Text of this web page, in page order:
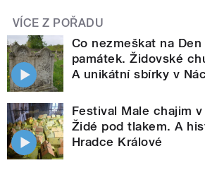
VÍCE Z POŘADU
Co nezmeškat na
památek. Židovské
A unikátní sbírky v
Festival Male chajim
Židé pod tlakem. A
Hradce Králové